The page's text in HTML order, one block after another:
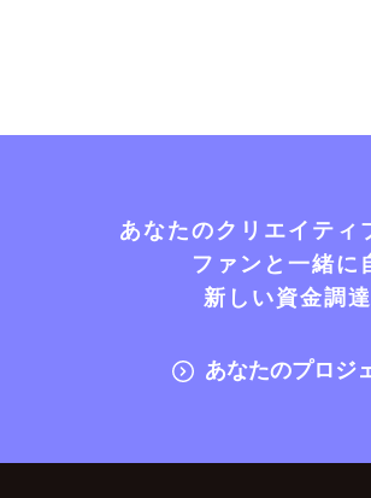
あなたのクリエイティ
ファンと一緒に
新しい資金調
あなたのプロジ